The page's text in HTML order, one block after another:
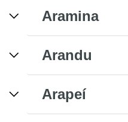
Aramina
Arandu
Arapeí